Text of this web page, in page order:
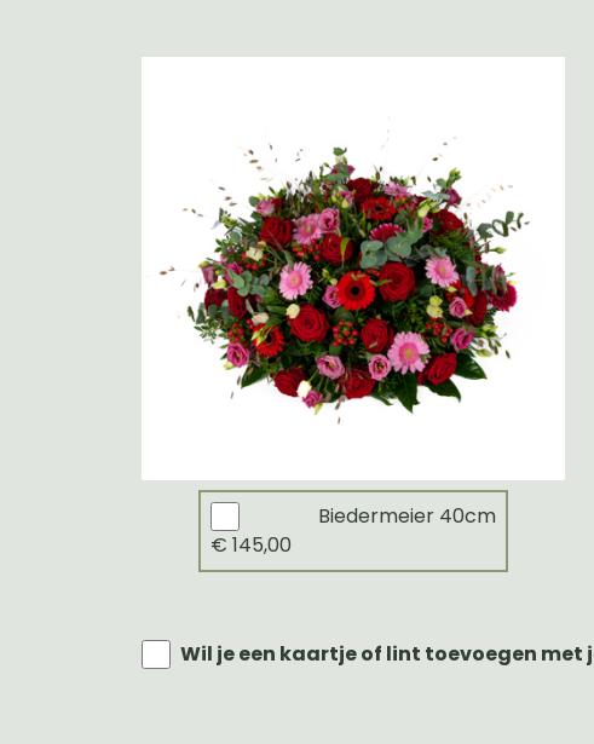
Biedermeier 40cm
€ 145,00
Wil je een kaartje of lint toevoegen met